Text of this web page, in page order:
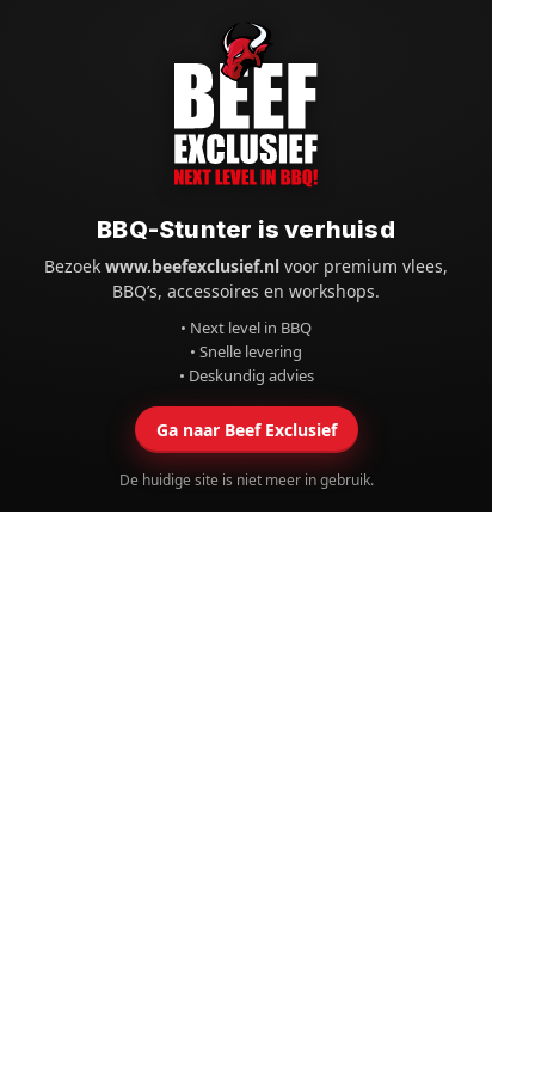
BBQ-Stunter is verhuisd
Bezoekwww.beefexclusief.nl voor premium vlees,
BBQ’s, accessoires en workshops.
• Next level in BBQ
• Snelle levering
• Deskundig advies
Ga naar Beef Exclusief
De huidige site is niet meer in gebruik.